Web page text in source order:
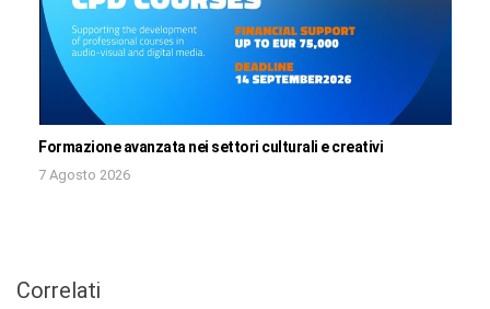
Formazione avanzata nei settori culturali e creativi
7 Agosto 2026
Correlati